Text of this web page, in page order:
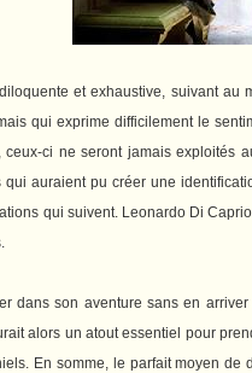
et exhaustive, suivant
qui exprime difficilement le
ceux-ci ne seront jamais exploités
auraient pu créer une
qui suivent. Leonardo Di
dans son aventure sans en
alors un atout essentiel pour
En somme, le parfait moyen